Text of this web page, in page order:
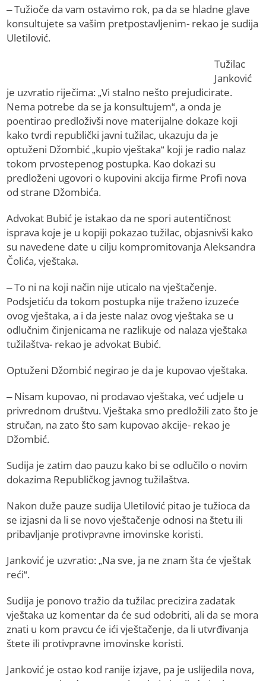
– Tužioče da vam ostavimo rok, pa da se hladne glave
konsultujete sa vašim pretpostavljenim- rekao je sudija
Uletilović.
Tužilac
Janković
je uzvratio riječima: „Vi stalno nešto prejudicirate.
Nema potrebe da se ja konsultujem“, a onda je
poentirao predloživši nove materijalne dokaze koji
kako tvrdi republički javni tužilac, ukazuju da je
optuženi Džombić „kupio vještaka“ koji je radio nalaz
tokom prvostepenog postupka. Kao dokazi su
predloženi ugovori o kupovini akcija firme Profi nova
od strane Džombića.
Advokat Bubić je istakao da ne spori autentičnost
isprava koje je u kopiji pokazao tužilac, objasnivši kako
su navedene date u cilju kompromitovanja Aleksandra
Čolića, vještaka.
– To ni na koji način nije uticalo na vještačenje.
Podsjetiću da tokom postupka nije traženo izuzeće
ovog vještaka, a i da jeste nalaz ovog vještaka se u
odlučnim činjenicama ne razlikuje od nalaza vještaka
tužilaštva- rekao je advokat Bubić.
Optuženi Džombić negirao je da je kupovao vještaka.
– Nisam kupovao, ni prodavao vještaka, već udjele u
privrednom društvu. Vještaka smo predložili zato što je
stručan, na zato što sam kupovao akcije- rekao je
Džombić.
Sudija je zatim dao pauzu kako bi se odlučilo o novim
dokazima Republičkog javnog tužilaštva.
Nakon duže pauze sudija Uletilović pitao je tužioca da
se izjasni da li se novo vještačenje odnosi na štetu ili
pribavljanje protivpravne imovinske koristi.
Janković je uzvratio: „Na sve, ja ne znam šta će vještak
reći“.
Sudija je ponovo tražio da tužilac precizira zadatak
vještaka uz komentar da će sud odobriti, ali da se mora
znati u kom pravcu će ići vještačenje, da li utvrđivanja
štete ili protivpravne imovinske koristi.
Janković je ostao kod ranije izjave, pa je uslijedila nova,